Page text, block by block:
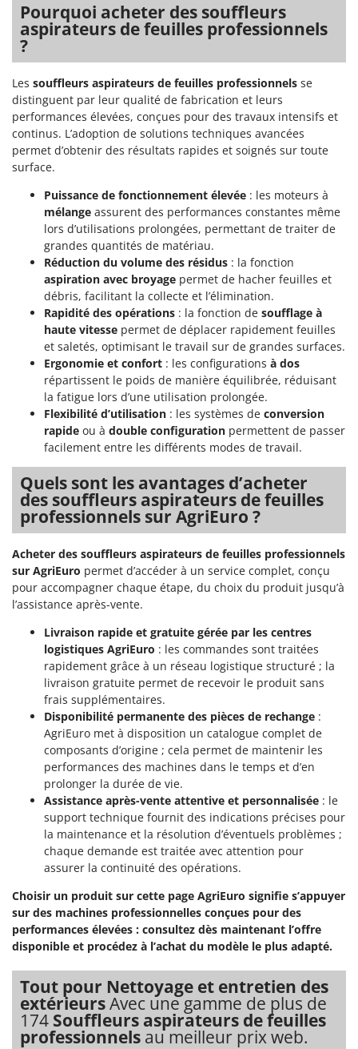
Y Yard Force
Z
Zephir
ZGrills
Zodiac
Zomax
Pourquoi acheter des souffleurs
aspirateurs de feuilles professionnels
?
Les souffleurs aspirateurs de feuilles professionnels se
distinguent par leur qualité de fabrication et leurs
performances élevées, conçues pour des travaux intensifs et
continus. L’adoption de solutions techniques avancées
permet d’obtenir des résultats rapides et soignés sur toute
surface.
Puissance de fonctionnement élevée : les moteurs à
mélange assurent des performances constantes même
lors d’utilisations prolongées, permettant de traiter de
grandes quantités de matériau.
Réduction du volume des résidus : la fonction
aspiration avec broyage permet de hacher feuilles et
débris, facilitant la collecte et l’élimination.
Rapidité des opérations : la fonction de soufflage à
haute vitesse permet de déplacer rapidement feuilles
et saletés, optimisant le travail sur de grandes surfaces.
Ergonomie et confort : les configurations à dos
répartissent le poids de manière équilibrée, réduisant
la fatigue lors d’une utilisation prolongée.
Flexibilité d’utilisation : les systèmes de conversion
rapide ou à double configuration permettent de passer
facilement entre les différents modes de travail.
Quels sont les avantages d’acheter
des souffleurs aspirateurs de feuilles
professionnels sur AgriEuro ?
Acheter des souffleurs aspirateurs de feuilles professionnels
sur AgriEuro permet d’accéder à un service complet, conçu
pour accompagner chaque étape, du choix du produit jusqu’à
l’assistance après-vente.
Livraison rapide et gratuite gérée par les centres
logistiques AgriEuro : les commandes sont traitées
rapidement grâce à un réseau logistique structuré ; la
livraison gratuite permet de recevoir le produit sans
frais supplémentaires.
Disponibilité permanente des pièces de rechange :
AgriEuro met à disposition un catalogue complet de
composants d’origine ; cela permet de maintenir les
performances des machines dans le temps et d’en
prolonger la durée de vie.
Assistance après-vente attentive et personnalisée : le
support technique fournit des indications précises pour
la maintenance et la résolution d’éventuels problèmes ;
chaque demande est traitée avec attention pour
assurer la continuité des opérations.
Choisir un produit sur cette page AgriEuro signifie s’appuyer
sur des machines professionnelles conçues pour des
performances élevées : consultez dès maintenant l’offre
disponible et procédez à l’achat du modèle le plus adapté.
Tout pour Nettoyage et entretien des
extérieursAvec une gamme de plus de
174 Souffleurs aspirateurs de feuilles
professionnels au meilleur prix web.